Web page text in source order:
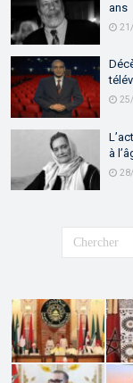
ans
à